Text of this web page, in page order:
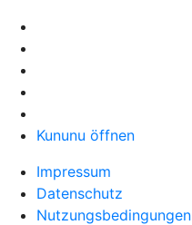
Kununu öffnen
Impressum
Datenschutz
Nutzungsbedingungen